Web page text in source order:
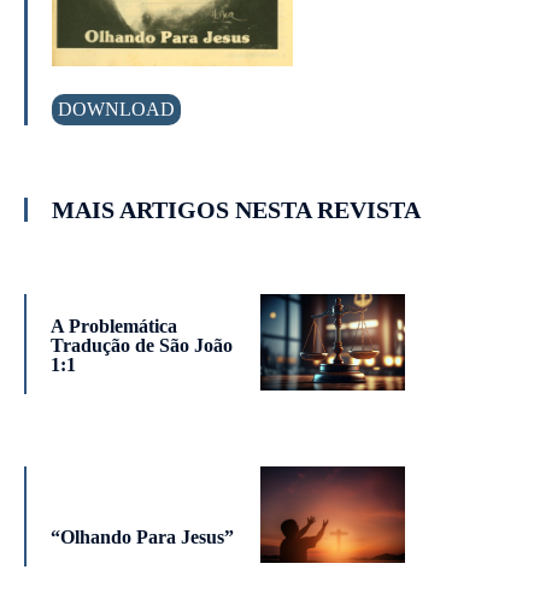
DOWNLOAD
MAIS ARTIGOS NESTA REVISTA
A Problemática
Tradução de São João
1:1
“Olhando Para Jesus”